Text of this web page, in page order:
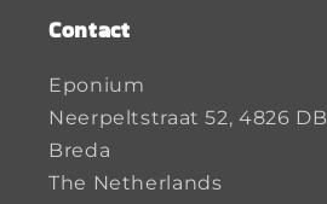
Contact
Eponium
Neerpeltstraat 52, 4826 DB
Breda
The Netherlands